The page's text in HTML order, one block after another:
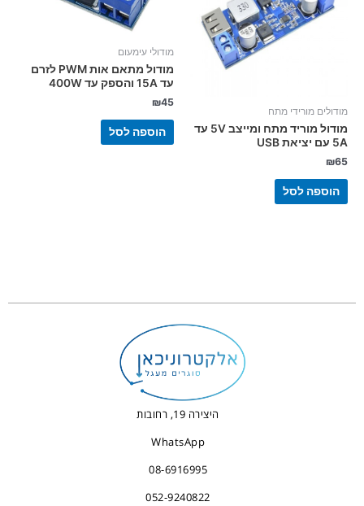
מודולים מורידי מתח
מודול מוריד מתח ומייצב 5V עד
5A עם יציאת USB
₪65
הוספה לסל
מודולי עימעום
מודול מתאם אות PWM לזרם
עד 15A והספק עד 400W
₪45
הוספה לסל
היצירה 19, רחובות
WhatsApp
08-6916995
052-9240822